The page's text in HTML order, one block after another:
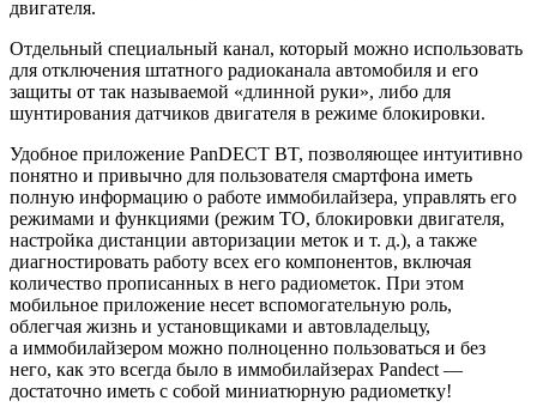
двигателя.
Отдельный специальный канал, который можно использовать
для отключения штатного радиоканала автомобиля и его
защиты от так называемой «длинной руки», либо для
шунтирования датчиков двигателя в режиме блокировки.
Удобное приложение PanDECT BT, позволяющее интуитивно
понятно и привычно для пользователя смартфона иметь
полную информацию о работе иммобилайзера, управлять его
режимами и функциями (режим ТО, блокировки двигателя,
настройка дистанции авторизации меток и т. д.), а также
диагностировать работу всех его компонентов, включая
количество прописанных в него радиометок. При этом
мобильное приложение несет вспомогательную роль,
облегчая жизнь и установщиками и автовладельцу,
а иммобилайзером можно полноценно пользоваться и без
него, как это всегда было в иммобилайзерах Pandect —
достаточно иметь с собой миниатюрную радиометку!